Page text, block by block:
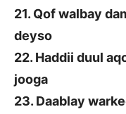
21. Qof walbay
deyso
22. Haddii duul
jooga
23. Daablay